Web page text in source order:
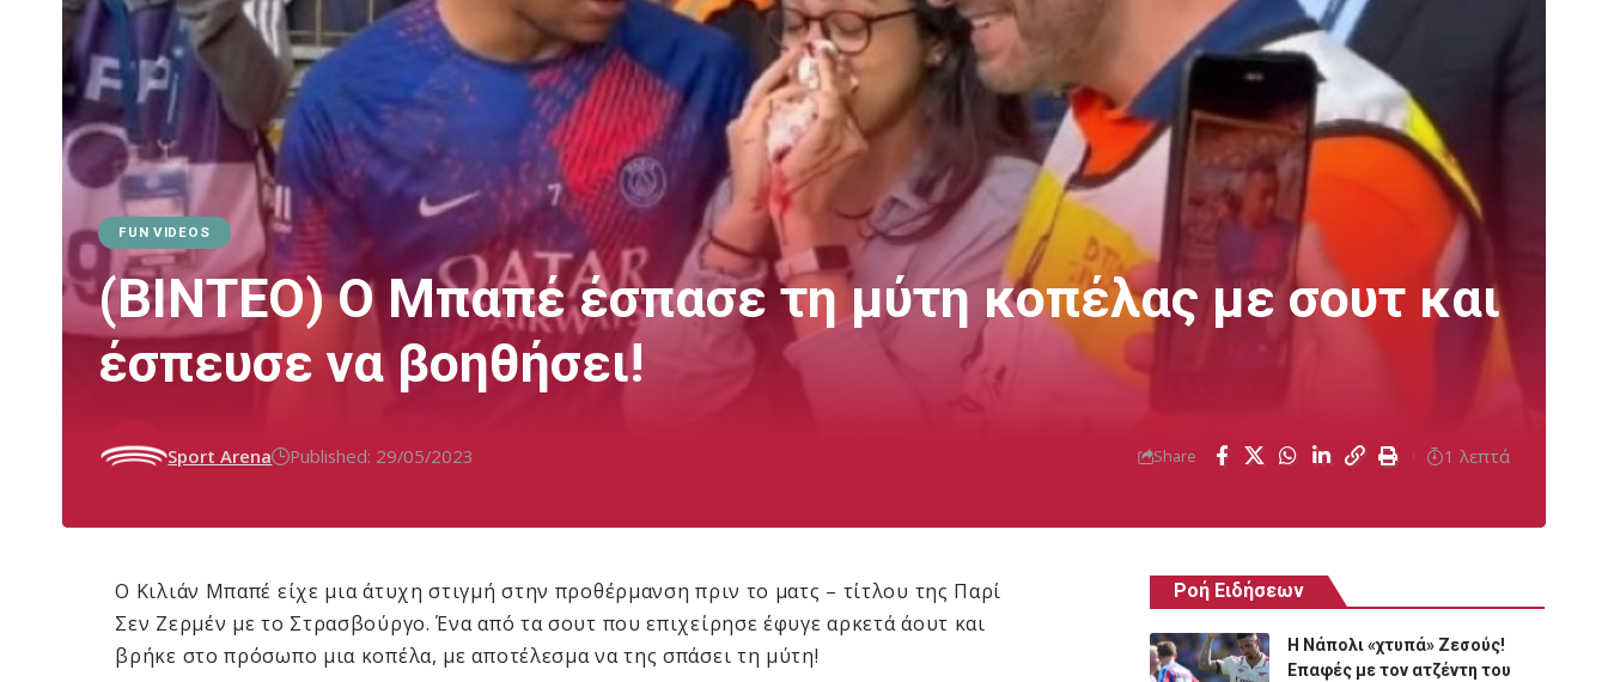
FUN VIDEOS
(ΒΙΝΤΕΟ) Ο Μπαπέ έσπασε τη μύτη κοπέλας με σουτ και
έσπευσε να βοηθήσει!
Sport Arena Published: 29/05/2023 Share 1 λεπτά
Ο Κιλιάν Μπαπέ είχε μια άτυχη στιγμή στην προθέρμανση πριν το ματς – τίτλου της Παρί
Σεν Ζερμέν με το Στρασβούργο. Ένα από τα σουτ που επιχείρησε έφυγε αρκετά άουτ και
βρήκε στο πρόσωπο μια κοπέλα, με αποτέλεσμα να της σπάσει τη μύτη!
Ροή Ειδήσεων
Η Νάπολι «χτυπά» Ζεσούς!
Επαφές με τον ατζέντη του